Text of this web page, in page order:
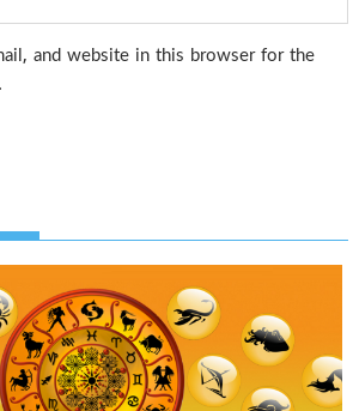
and website in this browser for the